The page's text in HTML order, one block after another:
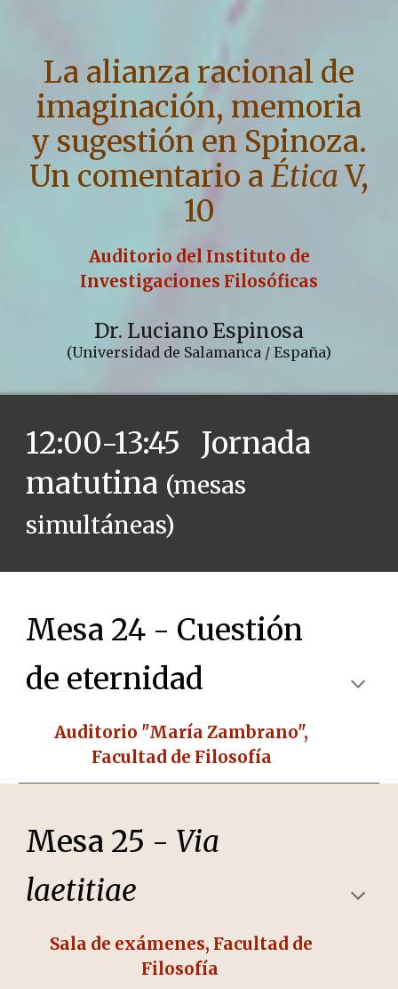
La alianza racional de
imaginación, memoria
y sugestión en Spinoza.
Un comentario a ÉticaV,
10
Auditorio del Instituto de
Investigaciones Filosóficas
Dr. Luciano Espinosa
(Universidad de Salamanca / España)
12:00-13:45 Jornada
matutina (mesas
simultáneas)
Mesa 24 - Cuestión
de eternidad
Auditorio "María Zambrano",
Facultad de Filosofía
Mesa 25 - Via
laetitiae
Sala de exámenes, Facultad de
Filosofía